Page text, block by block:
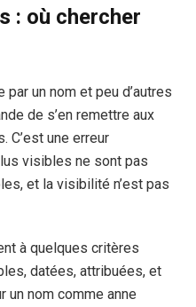
: où chercher
par un nom et peu d’autres
de s’en remettre aux
C’est une erreur
visibles ne sont pas
et la visibilité n’est pas
à quelques critères
datées, attribuées, et
un nom comme anne